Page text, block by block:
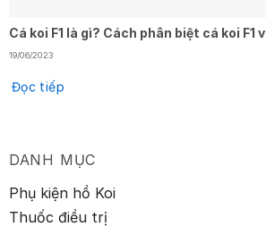
Cá koi F1 là gì? Cách phân biệt cá koi F1
19/06/2023
Đọc tiếp
DANH MỤC
Phụ kiện hồ Koi
Thuốc điều trị